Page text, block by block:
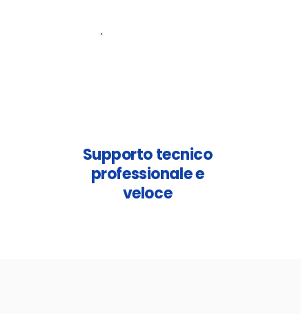
Supporto tecnico
professionale e
veloce